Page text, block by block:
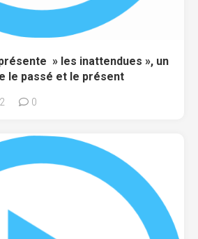
» les inattendues », un
le passé et le présent
0